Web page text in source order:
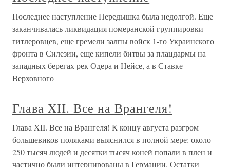
Последнее наступление Передышка была недолгой. Еще
заканчивалась ликвидация померанской группировки
гитлеровцев, еще гремели залпы войск 1-го Украинского
фронта в Силезии, еще кипели битвы за плацдармы на
западных берегах рек Одера и Нейсе, а в Ставке
Верховного
Глава XII. Все на Врангеля!
Глава XII. Все на Врангеля! К концу августа разгром
большевиков поляками выяснился в полной мере: около
250 тысяч людей и десятки тысяч коней попали в плен и
частично были интернированы в Германии. Остатки